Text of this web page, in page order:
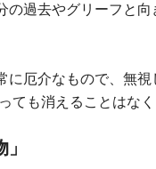
の過去やグリーフと
に厄介なもので、無
ても消えることはな